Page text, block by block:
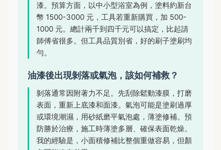
漆。預算方面，以中小型浴室為例，塗料約新台
幣 1500-3000 元，工具若重新購買，加 500-
1000 元。總計兩千到四千元可以搞定，比起請
師傅省很多。但工具品質別省，好的刷子塗刷均
勻。
油漆後出現剝落或氣泡，該如何補救？
剝落通常因附著力不足。先刮除鬆動漆膜，打磨
表面，重新上底漆和面漆。氣泡可能是塗刷過厚
或環境潮濕，用砂紙磨平氣泡處，薄塗修補。預
防勝於治療，施工時薄塗多層、確保表面乾燥。
我的經驗是，小面積修補比整個重做容易，但顏